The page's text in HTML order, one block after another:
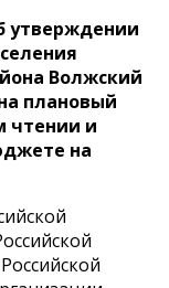
утверждении
Волжский
плановый
чтении и
на